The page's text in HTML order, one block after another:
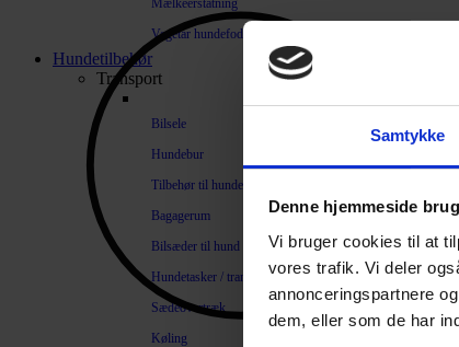
Samtykke
Denne hjemmeside
Vi bruger cookies til at
vores trafik. Vi deler
annonceringspartnere
dem, eller som de har
Mælkeerstatning
Vegetar hundefoder
Hundetilbehør
Transport
Bilsele
Hundebur
Tilbehør til hundebure
Bagagerum
Bilsæder til hund
Hundetasker / transportkasser
Sædeovertræk
Køling